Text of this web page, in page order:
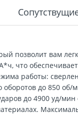
позволит вам
что
работы:
до 850 об/
до 4900 уд/